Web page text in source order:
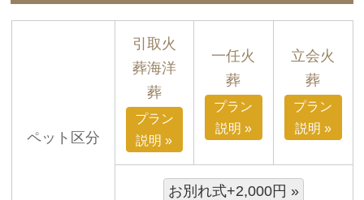
ペット区分
引取火
葬海洋
葬
プラン
説明 »
一任火
葬
プラン
説明 »
立会火
葬
プラン
説明 »
お別れ式+2,000円 »